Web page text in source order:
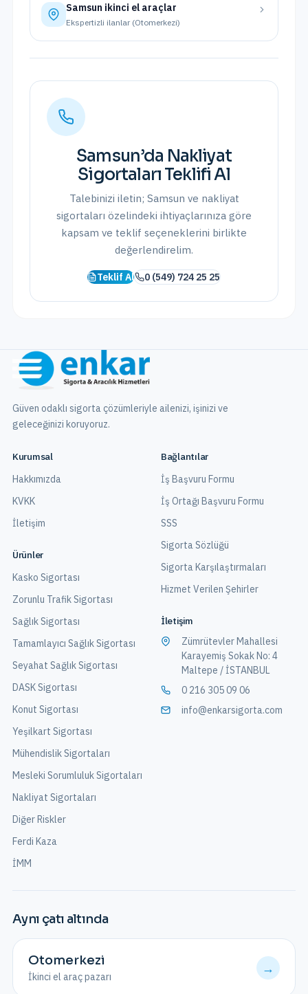
Samsun ikinci el araçlar
Ekspertizli ilanlar (Otomerkezi)
Samsun’da Nakliyat
Sigortaları Teklifi Al
Talebinizi iletin; Samsun ve nakliyat
sigortaları özelindeki ihtiyaçlarınıza göre
kapsam ve teklif seçeneklerini birlikte
değerlendirelim.
Teklif Al 0 (549) 724 25 25
Güven odaklı sigorta çözümleriyle ailenizi, işinizi ve
geleceğinizi koruyoruz.
Kurumsal
Hakkımızda
KVKK
İletişim
Ürünler
Kasko Sigortası
Zorunlu Trafik Sigortası
Sağlık Sigortası
Tamamlayıcı Sağlık Sigortası
Seyahat Sağlık Sigortası
DASK Sigortası
Konut Sigortası
Yeşilkart Sigortası
Mühendislik Sigortaları
Mesleki Sorumluluk Sigortaları
Nakliyat Sigortaları
Diğer Riskler
Ferdi Kaza
İMM
Bağlantılar
İş Başvuru Formu
İş Ortağı Başvuru Formu
SSS
Sigorta Sözlüğü
Sigorta Karşılaştırmaları
Hizmet Verilen Şehirler
İletişim
Zümrütevler Mahallesi
Karayemiş Sokak No: 4
Maltepe / İSTANBUL
0 216 305 09 06
info@enkarsigorta.com
Aynı çatı altında
Otomerkezi
İkinci el araç pazarı
→